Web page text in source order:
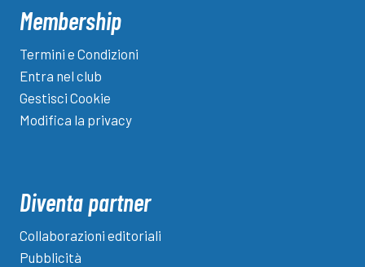
Membership
Termini e Condizioni
Entra nel club
Gestisci Cookie
Modifica la privacy
Diventa partner
Collaborazioni editoriali
Pubblicità